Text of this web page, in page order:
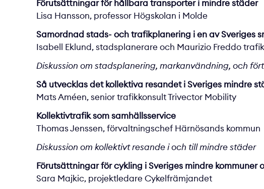
Förutsättningar för hållbara transporter i mindre städer
Lisa Hansson, professor Högskolan i Molde
Samordnad stads- och trafikplanering i en av Sveriges
Isabell Eklund, stadsplanerare och Maurizio Freddo
Diskussion om stadsplanering, markanvändning, och
Så utvecklas det kollektiva resandet i Sveriges mindre
Mats Améen, senior trafikkonsult Trivector Mobility
Kollektivtrafik som samhällsservice
Thomas Jenssen, förvaltningschef Härnösands kommun
Diskussion om kollektivt resande i och till mindre städer
Förutsättningar för cykling i Sveriges mindre
Sara Majkic, projektledare Cykelfrämjandet